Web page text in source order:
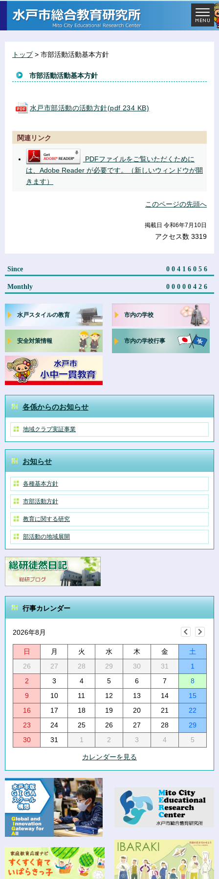
Since 00416056
Monthly 00000426
水戸スタイルの教育 市内の学校
安全対策情報 市内の学校行事
各係からのお知らせ
地域クラブ実証事業
お知らせ
各種基本方針
市部活動方針
教育に関する研究
部活動の地域展開
行事カレンダー
2026年8月
日 月 火 水 木 金
土
26
27 28 29 30 31
1
2
3 4 5 6 7
8
9
10 11 12 13 14
15
16
17 18 19 20 21
22
23
24 25 26 27 28
29
30
31 1 2 3 4 5
カレンダーを見る
トップ> 市部活動活動基本方針
市部活動活動基本方針
水戸市部活動の活動方針(pdf 234 KB)
関連リンク
PDFファイルをご覧いただくために
は、Adobe Reader が必要です。（新しいウィンドウが開
きます）
このページの先頭へ
掲載日 令和6年7月10日
アクセス数 3319